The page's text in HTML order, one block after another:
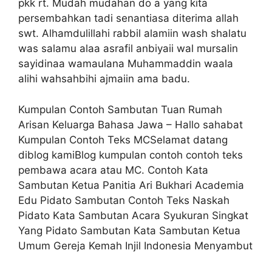
pkk rt. Mudah mudahan do a yang kita
persembahkan tadi senantiasa diterima allah
swt. Alhamdulillahi rabbil alamiin wash shalatu
was salamu alaa asrafil anbiyaii wal mursalin
sayidinaa wamaulana Muhammaddin waala
alihi wahsahbihi ajmaiin ama badu.
Kumpulan Contoh Sambutan Tuan Rumah
Arisan Keluarga Bahasa Jawa – Hallo sahabat
Kumpulan Contoh Teks MCSelamat datang
diblog kamiBlog kumpulan contoh contoh teks
pembawa acara atau MC. Contoh Kata
Sambutan Ketua Panitia Ari Bukhari Academia
Edu Pidato Sambutan Contoh Teks Naskah
Pidato Kata Sambutan Acara Syukuran Singkat
Yang Pidato Sambutan Kata Sambutan Ketua
Umum Gereja Kemah Injil Indonesia Menyambut